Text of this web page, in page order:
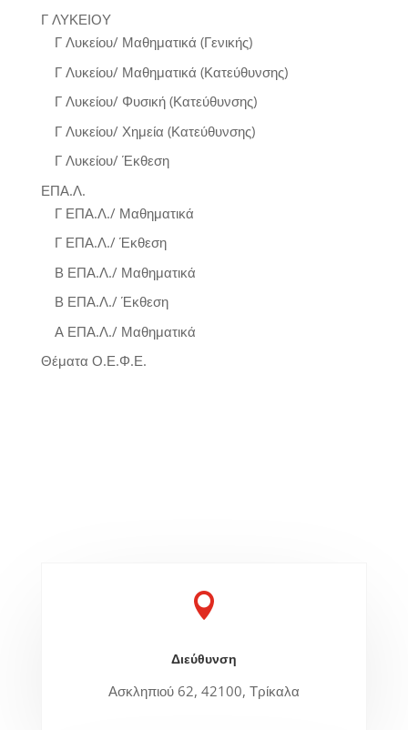
Γ ΛΥΚΕΙΟΥ
Γ Λυκείου/ Μαθηματικά (Γενικής)
Γ Λυκείου/ Μαθηματικά (Κατεύθυνσης)
Γ Λυκείου/ Φυσική (Κατεύθυνσης)
Γ Λυκείου/ Χημεία (Κατεύθυνσης)
Γ Λυκείου/ Έκθεση
ΕΠΑ.Λ.
Γ ΕΠΑ.Λ./ Μαθηματικά
Γ ΕΠΑ.Λ./ Έκθεση
Β ΕΠΑ.Λ./ Μαθηματικά
Β ΕΠΑ.Λ./ Έκθεση
Α ΕΠΑ.Λ./ Μαθηματικά
Θέματα Ο.Ε.Φ.Ε.

Διεύθυνση
Ασκληπιού 62, 42100, Τρίκαλα